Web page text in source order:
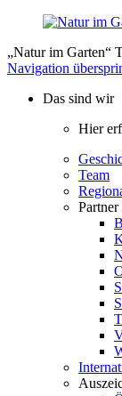
„Natur im Garten“
Navigation
Das sind wir
Hier
Team